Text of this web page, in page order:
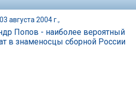
03 августа 2004 г.,
Попов - наиболее вероятный
в знаменосцы сборной России